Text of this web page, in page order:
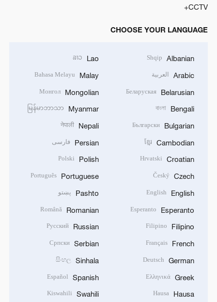
CCTV+
CHOOSE YOUR LANGUAGE
Albanian
Shqip
Arabic العربية
Belarusian
Беларуская
Bengali
বাংলা
Bulgarian
Български
Cambodian
ខ្មែរ
Croatian
Hrvatski
Czech
Český
English
English
Esperanto
Esperanto
Filipino
Filipino
French
Français
German
Deutsch
Greek
Ελληνικά
Hausa
Hausa
Lao
ລາວ
Malay
Bahasa Melayu
Mongolian
Монгол
Myanmar
မြန်မာဘာသာ
Nepali
नेपाली
Persian فارسی
Polish
Polski
Portuguese
Português
Pashto پښتو
Romanian
Română
Russian
Русский
Serbian
Српски
Sinhala
සිංහල
Spanish
Español
Swahili
Kiswahili